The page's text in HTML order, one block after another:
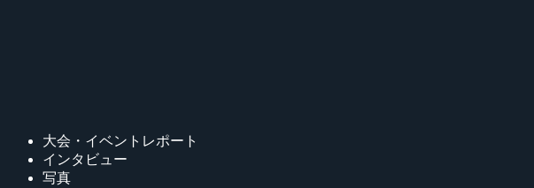
大会・イベントレポート
インタビュー
写真